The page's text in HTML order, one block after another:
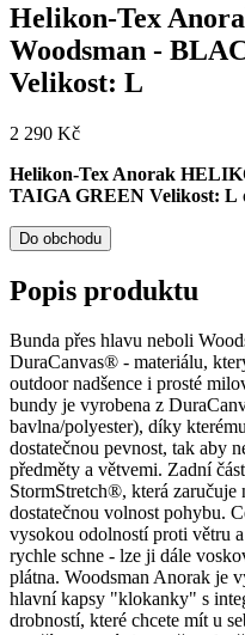
Helikon-Tex
Woodsman -
Velikost: L
2 290 Kč
Helikon-Tex Anorak
TAIGA GREEN Velikost: L
Do obchodu
Popis produktu
Bunda přes hlavu neboli
DuraCanvas® - materiálu,
outdoor nadšence i prosté
bundy je vyrobena z
bavlna/polyester), díky
dostatečnou pevnost, tak aby
předměty a větvemi. Zadní
StormStretch®, která zaručuje
dostatečnou volnost pohybu.
vysokou odolností proti větru
rychle schne - lze ji dále
plátna. Woodsman Anorak je
hlavní kapsy "klokanky" s
drobností, které chcete mít u